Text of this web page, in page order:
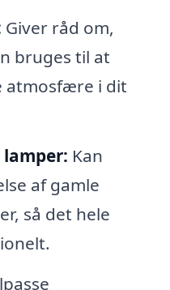
Giver råd om,
bruges til at
atmosfære i dit
lamper: Kan
af gamle
så det hele